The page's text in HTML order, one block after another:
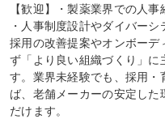
【歓迎】・製薬業界での人事
・人事制度設計やダイバーシ
採用の改善提案やオンボー
ず「より良い組織づくり」に
す。業界未経験でも、採用
ば、老舗メーカーの安定し
だけます。